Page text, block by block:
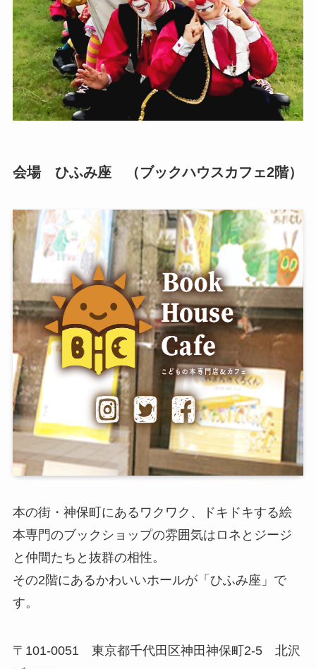
会場 ひふみ座 （ブックハウスカフェ2階）
本の街・神保町にあるワクワク、ドキドキする絵
本専門のブックショップの雰囲気はロネとジージ
と仲間たちと抜群の相性。
その2階にあるかわいいホールが「ひふみ座」で
す。
〒101-0051 東京都千代田区神田神保町2-5 北沢